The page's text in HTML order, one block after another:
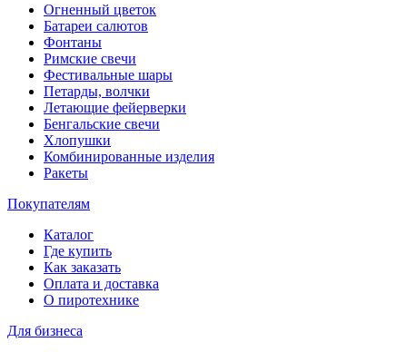
Огненный цветок
Батареи салютов
Фонтаны
Римские свечи
Фестивальные шары
Петарды, волчки
Летающие фейерверки
Бенгальские свечи
Хлопушки
Комбинированные изделия
Ракеты
Покупателям
Каталог
Где купить
Как заказать
Оплата и доставка
О пиротехнике
Для бизнеса